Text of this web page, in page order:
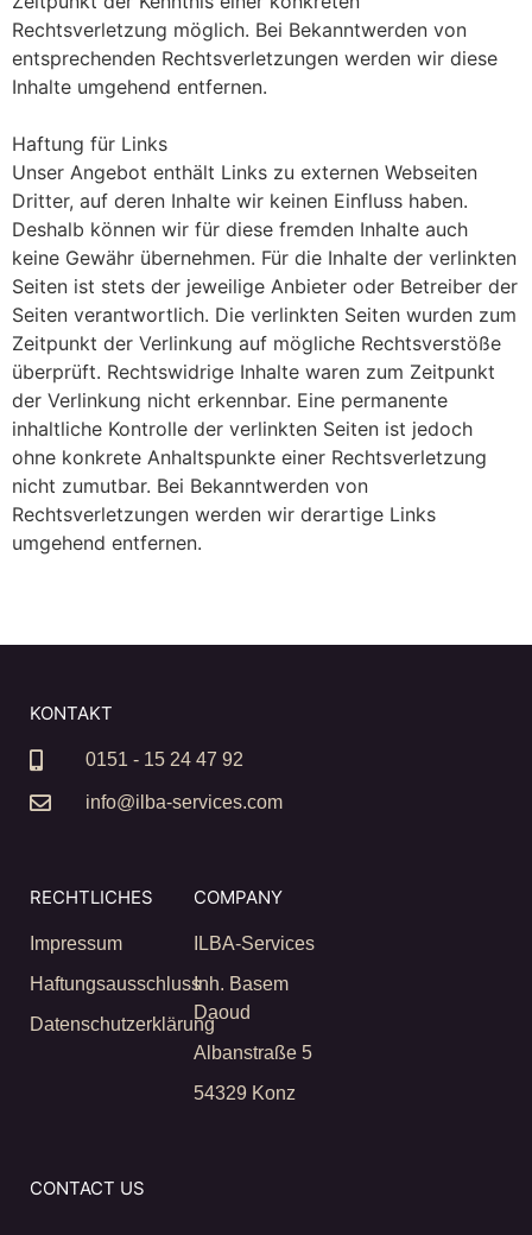
Rechtsverletzung möglich. Bei Bekanntwerden von
entsprechenden Rechtsverletzungen werden wir diese
Inhalte umgehend entfernen.
Haftung für Links
Unser Angebot enthält Links zu externen Webseiten
Dritter, auf deren Inhalte wir keinen Einfluss haben.
Deshalb können wir für diese fremden Inhalte auch
keine Gewähr übernehmen. Für die Inhalte der verlinkten
Seiten ist stets der jeweilige Anbieter oder Betreiber der
Seiten verantwortlich. Die verlinkten Seiten wurden zum
Zeitpunkt der Verlinkung auf mögliche Rechtsverstöße
überprüft. Rechtswidrige Inhalte waren zum Zeitpunkt
der Verlinkung nicht erkennbar. Eine permanente
inhaltliche Kontrolle der verlinkten Seiten ist jedoch
ohne konkrete Anhaltspunkte einer Rechtsverletzung
nicht zumutbar. Bei Bekanntwerden von
Rechtsverletzungen werden wir derartige Links
umgehend entfernen.
KONTAKT
0151 - 15 24 47 92
info@ilba-services.com
RECHTLICHES
Impressum
Haftungsausschluss
Datenschutzerklärung
COMPANY
ILBA-Services
Inh. Basem
Daoud
Albanstraße 5
54329 Konz
CONTACT US